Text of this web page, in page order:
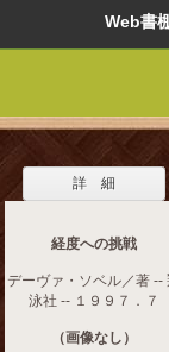
Web
詳 細
経度への挑戦
デーヴァ・ソベル／著 --
泳社 -- １９９７．７
（画像なし）